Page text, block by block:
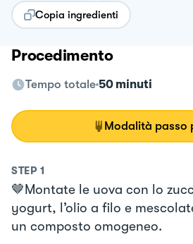
Copia ingredienti
Procedimento
Tempo totale 50 minuti
Modalità passo
STEP 1
🤎Montate le uova con lo
yogurt, l’olio a filo e
un composto omogeneo.